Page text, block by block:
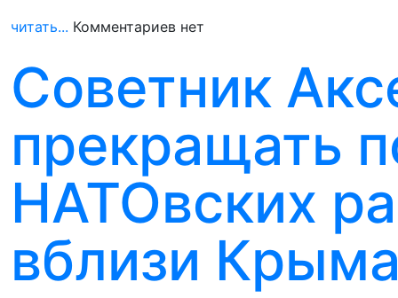
читать... Комментариев нет
Советник
прекращать
НАТОвских
вблизи